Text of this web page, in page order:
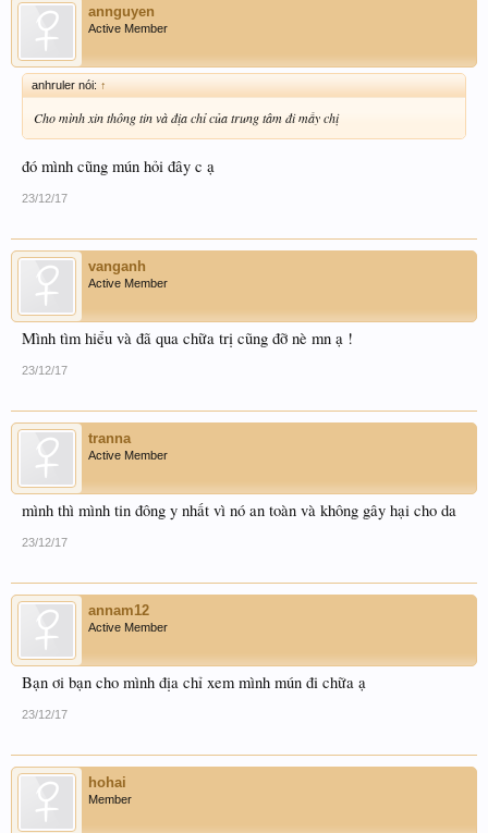
annguyen
Active Member
anhruler nói: ↑
Cho mình xin thông tin và địa chỉ của trung tâm đi mấy chị
đó mình cũng mún hỏi đây c ạ
23/12/17
vanganh
Active Member
Mình tìm hiểu và đã qua chữa trị cũng đỡ nè mn ạ !
23/12/17
tranna
Active Member
mình thì mình tin đông y nhất vì nó an toàn và không gây hại cho da
23/12/17
annam12
Active Member
Bạn ơi bạn cho mình địa chỉ xem mình mún đi chữa ạ
23/12/17
hohai
Member